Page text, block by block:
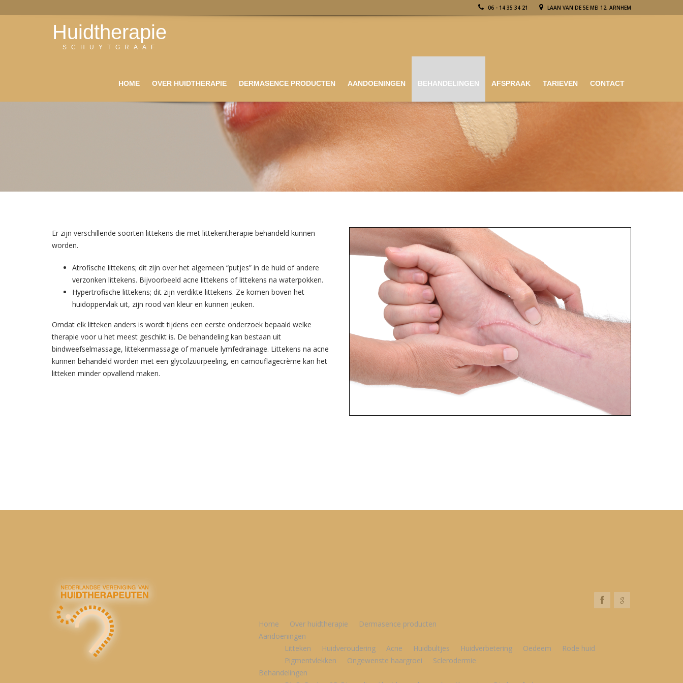
06 - 14 35 34 21 LAAN VAN DE 5E MEI 12, ARNHEM
Huidtherapie
SCHUYTGRAAF
HOME OVER HUIDTHERAPIE DERMASENCE PRODUCTEN AANDOENINGEN BEHANDELINGEN AFSPRAAK TARIEVEN CONTACT
Er zijn verschillende soorten littekens die met littekentherapie behandeld kunnen
worden.
Atrofische littekens; dit zijn over het algemeen “putjes” in de huid of andere
verzonken littekens. Bijvoorbeeld acne littekens of littekens na waterpokken.
Hypertrofische littekens; dit zijn verdikte littekens. Ze komen boven het
huidoppervlak uit, zijn rood van kleur en kunnen jeuken.
Omdat elk litteken anders is wordt tijdens een eerste onderzoek bepaald welke
therapie voor u het meest geschikt is. De behandeling kan bestaan uit
bindweefselmassage, littekenmassage of manuele lymfedrainage. Littekens na acne
kunnen behandeld worden met een glycolzuurpeeling, en camouflagecrème kan het
litteken minder opvallend maken.
Home Over huidtherapie
Dermasence producten
Aandoeningen
Litteken
Huidveroudering Acne Huidbultjes Huidverbetering Oedeem
Rode huid
Pigmentvlekken
Ongewenste haargroei
Sclerodermie
Behandelingen